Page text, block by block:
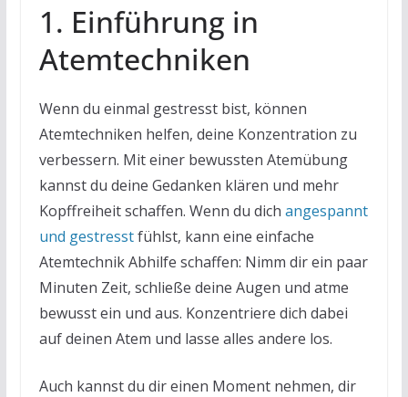
1. Einführung in
Atemtechniken
Wenn du einmal gestresst bist, können
Atemtechniken helfen, deine Konzentration zu
verbessern. Mit einer bewussten Atemübung
kannst du deine Gedanken klären und mehr
Kopffreiheit schaffen. Wenn du dich angespannt
und gestresstfühlst, kann eine einfache
Atemtechnik Abhilfe schaffen: Nimm dir ein paar
Minuten Zeit, schließe deine Augen und atme
bewusst ein und aus. Konzentriere dich dabei
auf deinen Atem und lasse alles andere los.
Auch kannst du dir einen Moment nehmen, dir